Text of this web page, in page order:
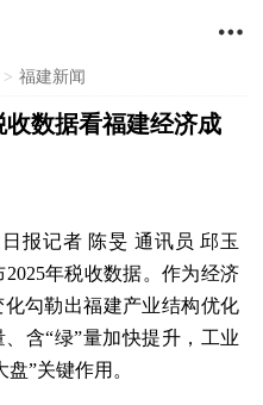

> 福建新闻
数据看福建经济成
日报记者 陈旻 通讯员 邱玉
2025年税收数据。作为经济
勾勒出福建产业结构优化
含“绿”量加快提升，工业
”关键作用。